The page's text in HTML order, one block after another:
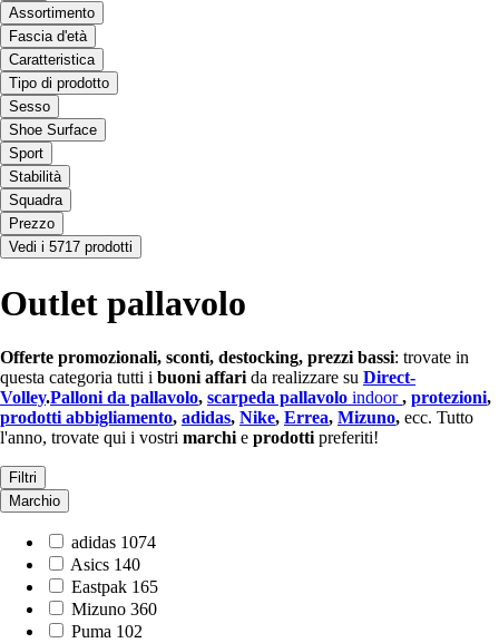
Assortimento
Fascia d'età
Caratteristica
Tipo di prodotto
Sesso
Shoe Surface
Sport
Stabilità
Squadra
Prezzo
Vedi i 5717 prodotti
Outlet pallavolo
Offerte promozionali, sconti, destocking, prezzi bassi: trovate in
questa categoria tutti i buoni affari da realizzare su Direct-
Volley.Palloni da pallavolo, scarpeda pallavolo indoor, protezioni,
prodotti abbigliamento, adidas, Nike, Errea, Mizuno, ecc. Tutto
l'anno, trovate qui i vostri marchi e prodotti preferiti!
Filtri
Marchio
adidas 1074
Asics 140
Eastpak 165
Mizuno 360
Puma 102